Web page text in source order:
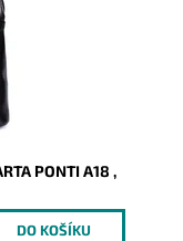
PONTI A18 ,